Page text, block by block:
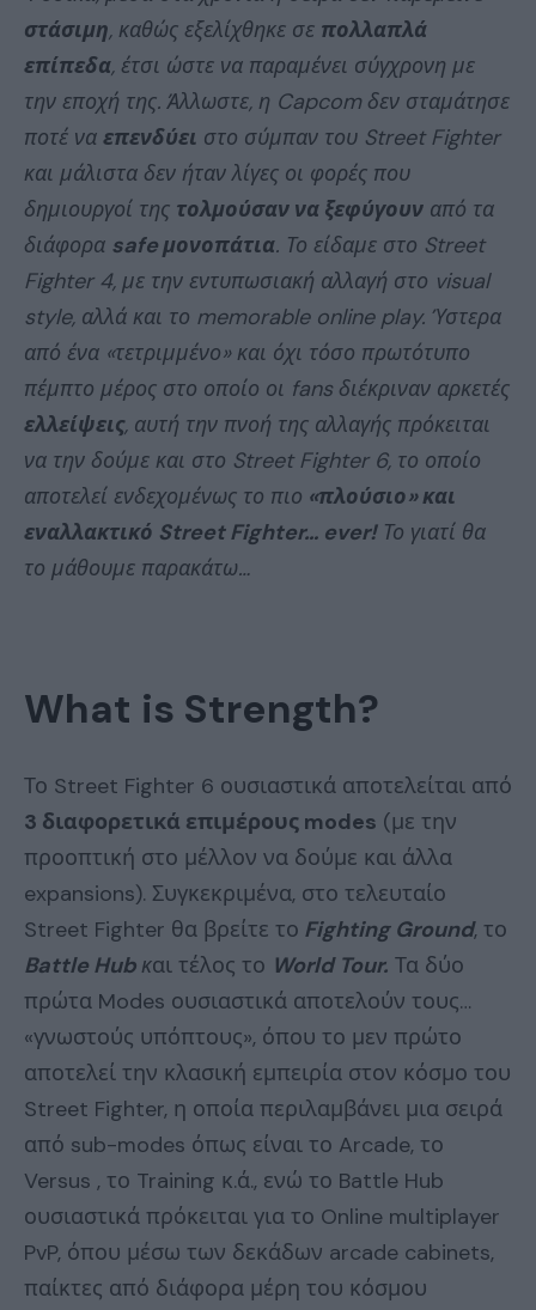
στάσιμη, καθώς εξελίχθηκε σε πολλαπλά
επίπεδα, έτσι ώστε να παραμένει σύγχρονη με
την εποχή της. Άλλωστε, η Capcom δεν σταμάτησε
ποτέ να επενδύει στο σύμπαν του Street Fighter
και μάλιστα δεν ήταν λίγες οι φορές που
δημιουργοί της τολμούσαν να ξεφύγουν από τα
διάφορα safe μονοπάτια. Το είδαμε στο Street
Fighter 4, με την εντυπωσιακή αλλαγή στο visual
style, αλλά και το memorable online play. Ύστερα
από ένα «τετριμμένο» και όχι τόσο πρωτότυπο
πέμπτο μέρος στο οποίο οι fans διέκριναν αρκετές
ελλείψεις, αυτή την πνοή της αλλαγής πρόκειται
να την δούμε και στο Street Fighter 6, το οποίο
αποτελεί ενδεχομένως το πιο «πλούσιο» και
εναλλακτικό Street Fighter… ever!Το γιατί θα
το μάθουμε παρακάτω…
What is Strength?
Το Street Fighter 6 ουσιαστικά αποτελείται από
3 διαφορετικά επιμέρους modes (με την
προοπτική στο μέλλον να δούμε και άλλα
expansions). Συγκεκριμένα, στο τελευταίο
Street Fighter θα βρείτε το Fighting Ground, το
Battle Hub και τέλος το World Tour. Τα δύο
πρώτα Modes ουσιαστικά αποτελούν τους…
«γνωστούς υπόπτους», όπου το μεν πρώτο
αποτελεί την κλασική εμπειρία στον κόσμο του
Street Fighter, η οποία περιλαμβάνει μια σειρά
από sub-modes όπως είναι το Arcade, το
Versus , το Training κ.ά., ενώ το Battle Hub
ουσιαστικά πρόκειται για το Online multiplayer
PvP, όπου μέσω των δεκάδων arcade cabinets,
παίκτες από διάφορα μέρη του κόσμου